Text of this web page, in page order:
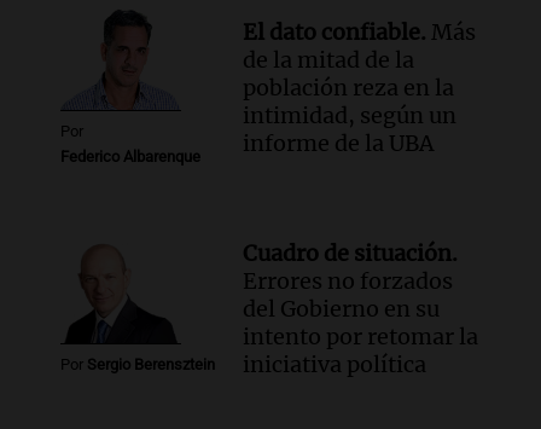
Episodios
Por
Federico Albarenque
El dato confiable. Más
de la mitad de la
población reza en la
intimidad, según un
informe de la UBA
Por Sergio Berensztein
Cuadro de situación.
Errores no forzados
del Gobierno en su
intento por retomar la
iniciativa política